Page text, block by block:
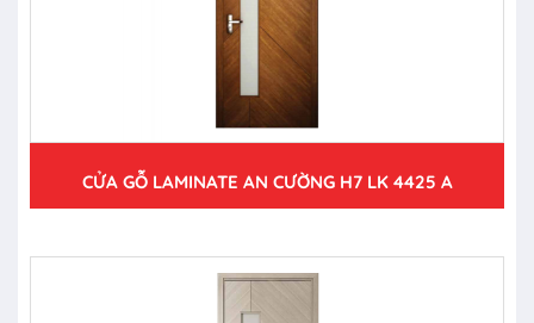
CỬA GỖ LAMINATE AN CƯỜNG H7 LK 4425 A